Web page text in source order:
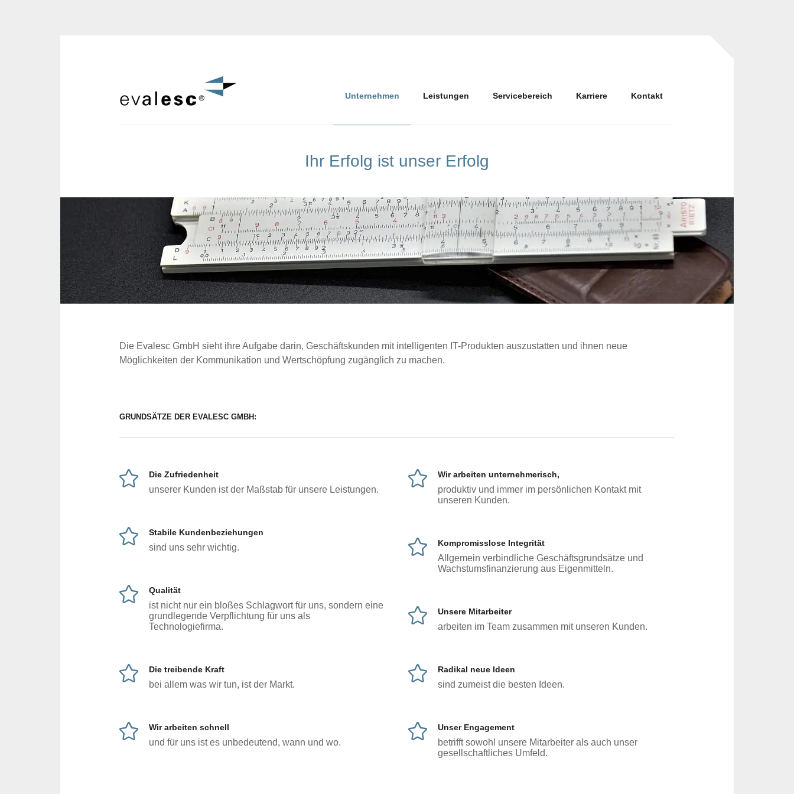
Unternehmen Leistungen Servicebereich Karriere Kontakt
Ihr Erfolg ist unser Erfolg
Die Evalesc GmbH sieht ihre Aufgabe darin, Geschäftskunden mit intelligenten IT-Produkten auszustatten und ihnen neue
Möglichkeiten der Kommunikation und Wertschöpfung zugänglich zu machen.
GRUNDSÄTZE DER EVALESC GMBH:
Die Zufriedenheit
unserer Kunden ist der Maßstab für unsere Leistungen.
Stabile Kundenbeziehungen
sind uns sehr wichtig.
Qualität
ist nicht nur ein bloßes Schlagwort für uns, sondern eine
grundlegende Verpflichtung für uns als
Technologiefirma.
Die treibende Kraft
bei allem was wir tun, ist der Markt.
Wir arbeiten schnell
und für uns ist es unbedeutend, wann und wo.
Wir arbeiten unternehmerisch,
produktiv und immer im persönlichen Kontakt mit
unseren Kunden.
Kompromisslose Integrität
Allgemein verbindliche Geschäftsgrundsätze und
Wachstumsfinanzierung aus Eigenmitteln.
Unsere Mitarbeiter
arbeiten im Team zusammen mit unseren Kunden.
Radikal neue Ideen
sind zumeist die besten Ideen.
Unser Engagement
betrifft sowohl unsere Mitarbeiter als auch unser
gesellschaftliches Umfeld.